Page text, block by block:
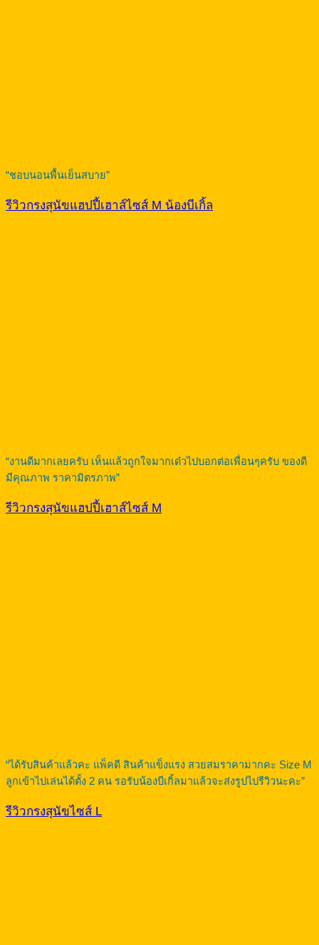
“ชอบนอนพื้นเย็นสบาย”
รีวิวกรงสุนัขแฮปปี้เฮาส์ไซส์ M น้องบีเกิ้ล
“งานดีมากเลยครับ เห็นแล้วถูกใจมากเด๋วไปบอกต่อเพื่อนๆครับ ของดี
มีคุณภาพ ราคามิตรภาพ”
รีวิวกรงสุนัขแฮปปี้เฮาส์ไซส์ M
“ได้รับสินค้าแล้วคะ แพ็คดี สินค้าแข็งแรง สวยสมราคามากคะ Size M
ลูกเข้าไปเล่นได้ตั้ง 2 คน รอรับน้องบีเกิ้ลมาแล้วจะส่งรูปไปรีวิวนะคะ”
รีวิวกรงสุนัขไซส์ L